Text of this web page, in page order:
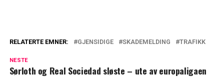
RELATERTE EMNER: GJENSIDIGE SKADEMELDING TRAFIKK
NESTE
Sørloth og Real Sociedad sløste – ute av europaligaen